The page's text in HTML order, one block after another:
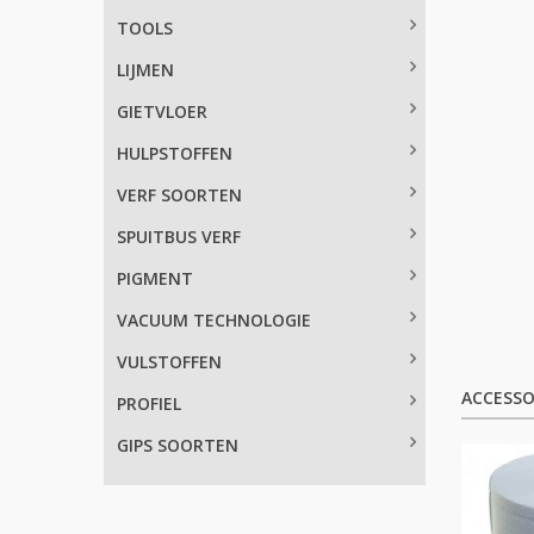
TOOLS
LIJMEN
GIETVLOER
HULPSTOFFEN
VERF SOORTEN
SPUITBUS VERF
PIGMENT
VACUUM TECHNOLOGIE
VULSTOFFEN
PROFIEL
GIPS SOORTEN